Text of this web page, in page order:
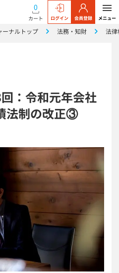
0
カート ログイン 会員登録 メニュー
ーナルトップ 法務・知財 法律
：令和元年会社
法制の改正③